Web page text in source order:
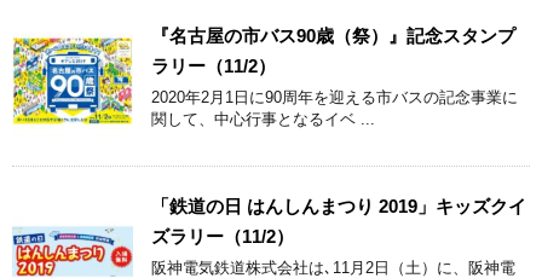
『名古屋の市バス90歳（祭）』記念スタンプ
ラリー（11/2）
2020年2月1日に90周年を迎える市バスの記念事業に
関して、中心行事となるイベ ...
「鉄道の日 はんしんまつり 2019」キッズクイ
ズラリー（11/2）
阪神電気鉄道株式会社は､11月2日（土）に、阪神電